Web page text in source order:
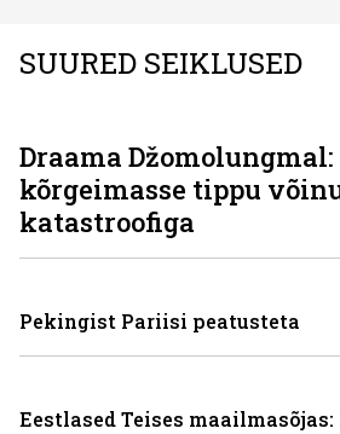
SUURED SEIKLUSED
Draama Džomolungmal:
kõrgeimasse tippu
katastroofiga
Pekingist Pariisi peatusteta
Eestlased Teises maailmasõjas: